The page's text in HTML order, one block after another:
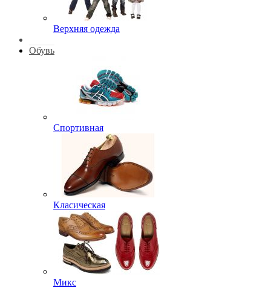
Верхняя одежда
Обувь
Спортивная
Класическая
Микс